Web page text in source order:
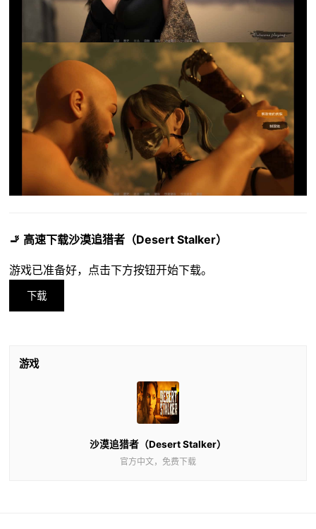
🚬 高速下载沙漠追猎者（Desert Stalker）
游戏已准备好，点击下方按钮开始下载。
下载
游戏
沙漠追猎者（Desert Stalker）
官方中文，免费下载